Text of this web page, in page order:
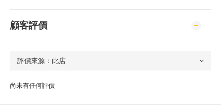
顧客評價
尚未有任何評價